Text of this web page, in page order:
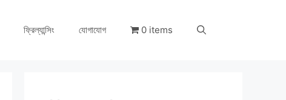
ফ্রিল্যান্সিং যোগাযোগ 0 items